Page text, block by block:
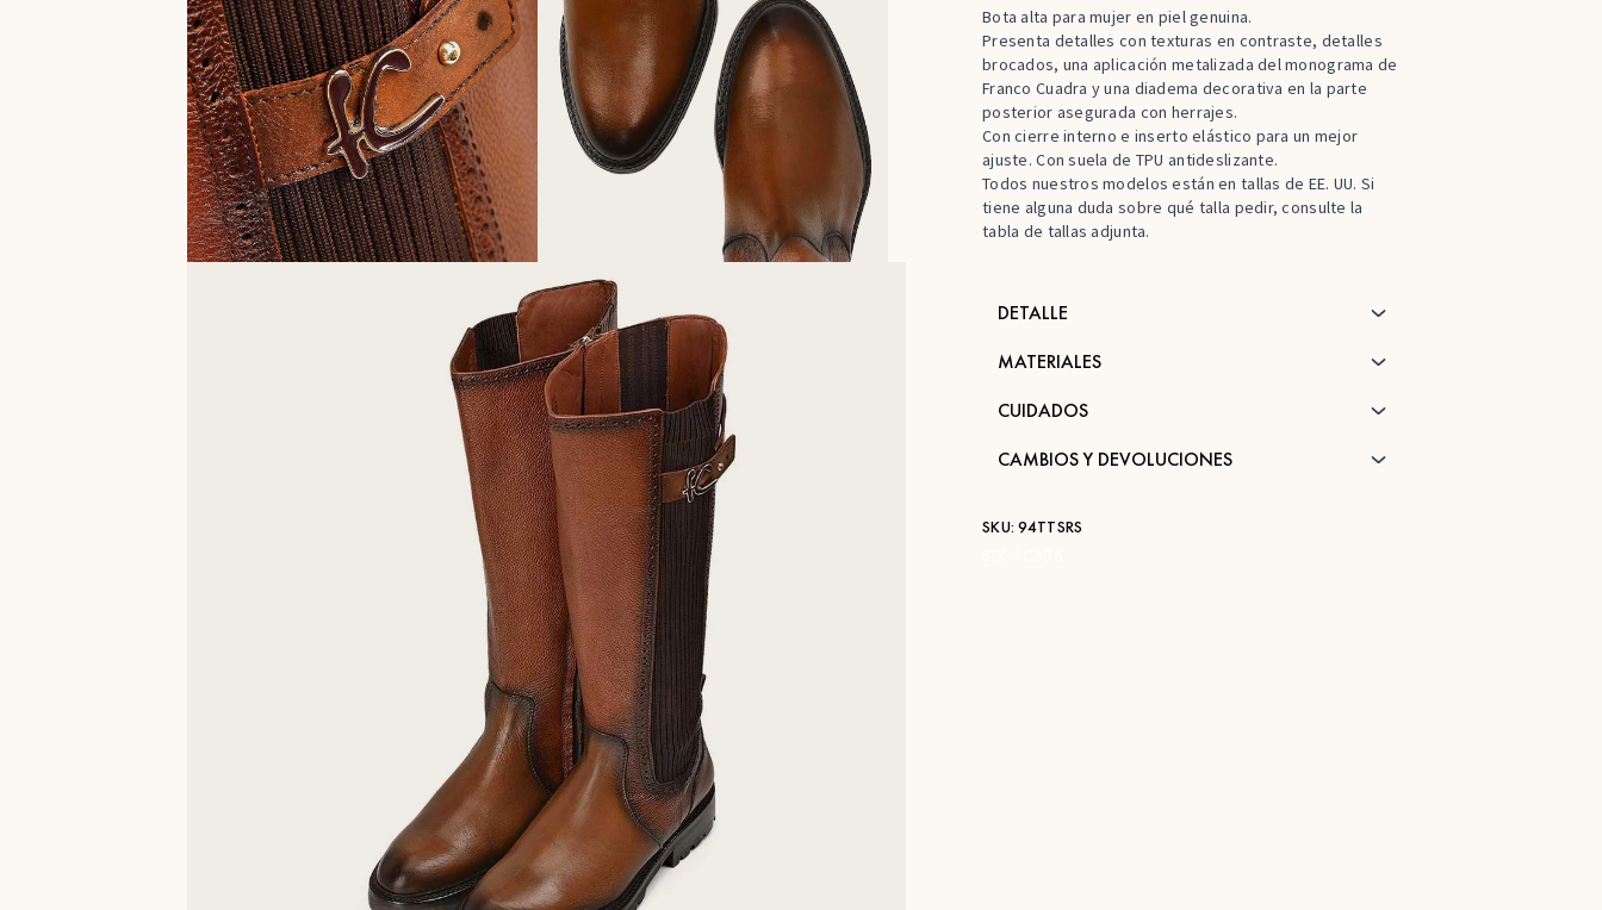
Bota alta para mujer en piel genuina.
Presenta detalles con texturas en contraste, detalles
brocados, una aplicación metalizada del monograma de
Franco Cuadra y una diadema decorativa en la parte
posterior asegurada con herrajes.
Con cierre interno e inserto elástico para un mejor
ajuste. Con suela de TPU antideslizante.
Todos nuestros modelos están en tallas de EE. UU. Si
tiene alguna duda sobre qué talla pedir, consulte la
tabla de tallas adjunta.
DETALLE
MATERIALES
CUIDADOS
CAMBIOS Y DEVOLUCIONES
SKU: 94TTSRS